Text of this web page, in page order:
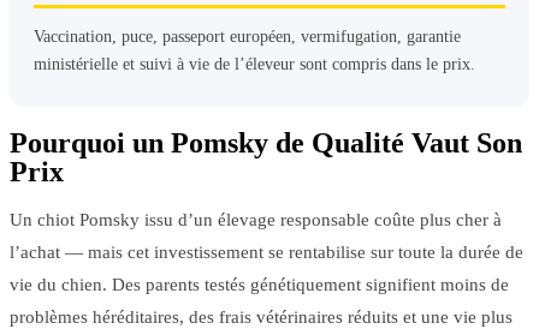
Vaccination, puce, passeport européen, vermifugation, garantie
ministérielle et suivi à vie de l’éleveur sont compris dans le prix.
Pourquoi un Pomsky de Qualité Vaut Son
Prix
Un chiot Pomsky issu d’un élevage responsable coûte plus cher à
l’achat — mais cet investissement se rentabilise sur toute la durée de
vie du chien. Des parents testés génétiquement signifient moins de
problèmes héréditaires, des frais vétérinaires réduits et une vie plus